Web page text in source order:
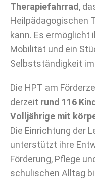
Therapiefahrrad,
Heilpädagogischen
kann. Es ermöglicht
Mobilität und ein
Selbstständigkeit
Die HPT am
derzeit rund 116
Volljährige mit
Die Einrichtung der
unterstützt ihre
Förderung, Pflege
schulischen Alltag